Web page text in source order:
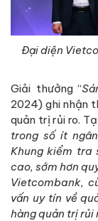
Đại diện
Giải thưởng “
2024) ghi nhận
quản trị rủi ro.
trong số ít
Khung kiểm tra
cao, sớm hơn
Vietcombank,
vấn uy tín về
hàng quản trị rủi